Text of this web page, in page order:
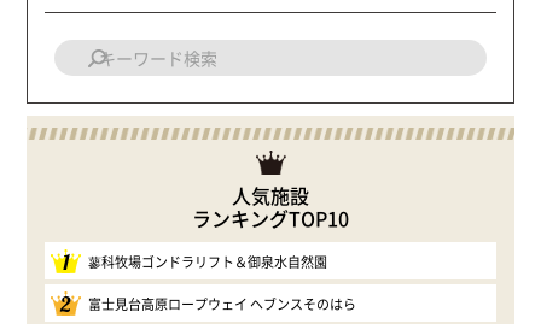
人気施設
ランキングTOP10
1 蓼科牧場ゴンドラリフト＆御泉水自然園
2 富士見台高原ロープウェイ ヘブンスそのはら